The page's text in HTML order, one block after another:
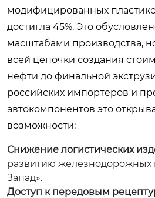
модифицированных
достигла 45%. Это
масштабами производства,
всей цепочки создания
нефти до финальной
российских импортеров и
автокомпонентов это
возможности:
Снижение логистических
развитию железнодорожных
Запад».
Доступ к передовым